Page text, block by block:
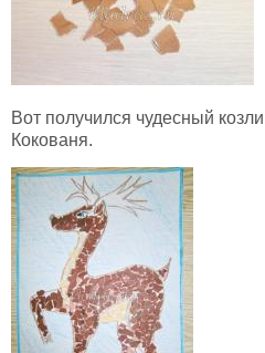
Вот получился чудесный
Кокованя.